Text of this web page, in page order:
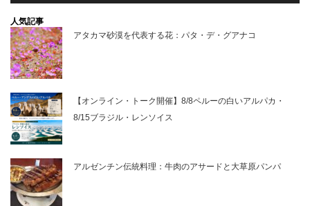
人気記事
アタカマ砂漠を代表する花：パタ・デ・グアナコ
【オンライン・トーク開催】8/8ペルーの白いアルパカ・
8/15ブラジル・レンソイス
アルゼンチン伝統料理：牛肉のアサードと大草原パンパ